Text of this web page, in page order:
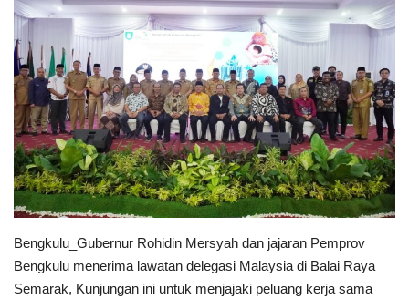
Keamanan
Kejahatan
Cybers Event
UMKM & Ekonomi Kreatif
Pekerja Migran Indonesia
Ekonomi
Bengkulu_Gubernur Rohidin Mersyah dan jajaran Pemprov
Bengkulu menerima lawatan delegasi Malaysia di Balai Raya
Semarak, Kunjungan ini untuk menjajaki peluang kerja sama